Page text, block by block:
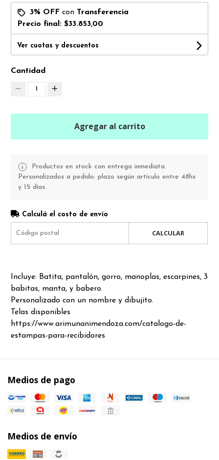
3% OFF con Transferencia
Precio final:$33.853,00
Ver cuotas y descuentos
Cantidad
1
Agregar al carrito
Productos en stock con entrega inmediata.
Personalizados a pedido: plazo según artículo entre 48hs
y 15 días.
Calculá el costo de envío
CALCULAR
Incluye: Batita, pantalón, gorro, manoplas, escarpines, 3
babitas, manta, y babero.
Personalizado con un nombre y dibujito.
Telas disponibles
https://www.arimunanimendoza.com/catalogo-de-
estampas-para-recibidores
Medios de pago
Medios de envío